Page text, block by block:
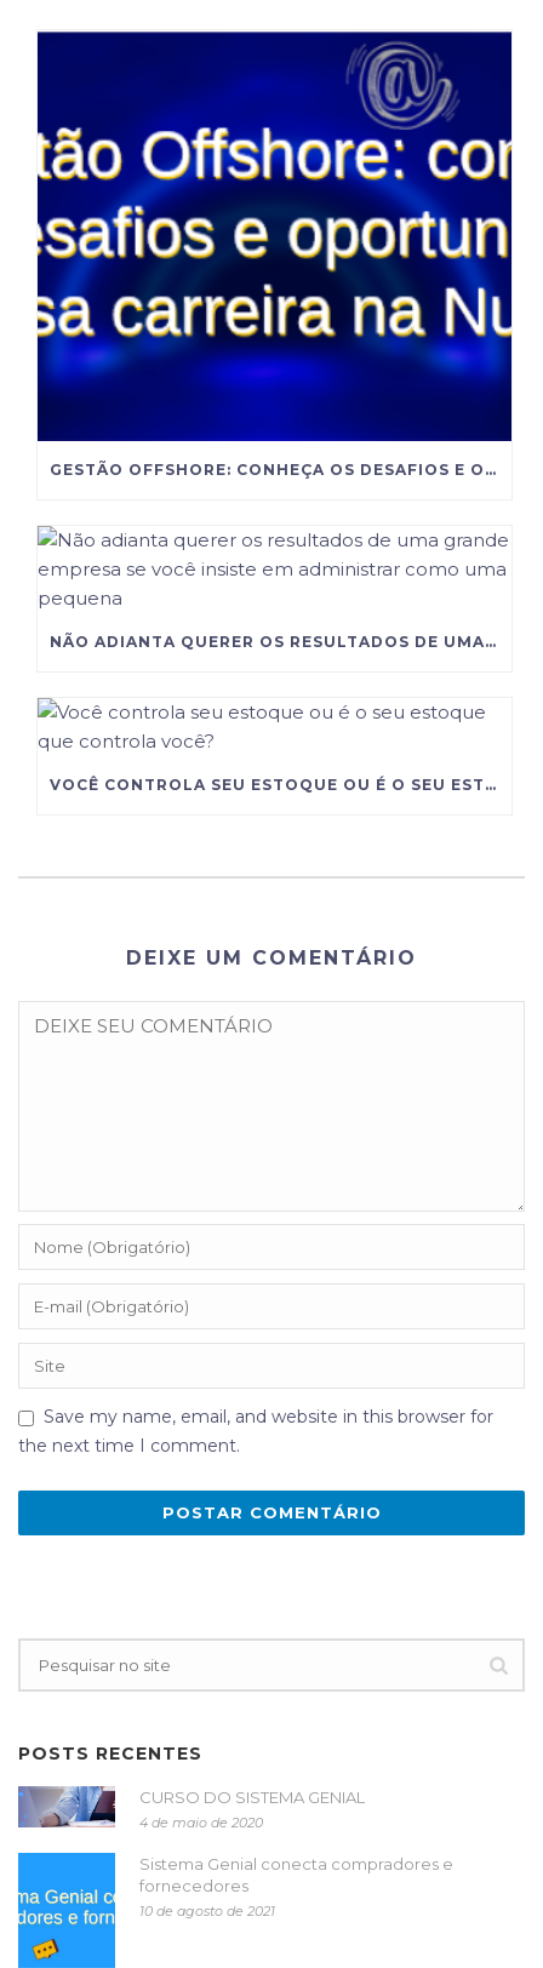
GESTÃO OFFSHORE: CONHEÇA OS DESAFIOS E OPORTUNIDADES DESSA CARREIRA NA NUTRIÇÃO
NÃO ADIANTA QUERER OS RESULTADOS DE UMA GRANDE EMPRESA SE VOCÊ INSISTE EM ADMINISTRAR COMO UMA PEQUENA
VOCÊ CONTROLA SEU ESTOQUE OU É O SEU ESTOQUE QUE CONTROLA VOCÊ?
DEIXE UM COMENTÁRIO
Save my name, email, and website in this browser for
the next time I comment.
POSTS RECENTES
CURSO DO SISTEMA GENIAL
4 de maio de 2020
Sistema Genial conecta compradores e
fornecedores
10 de agosto de 2021